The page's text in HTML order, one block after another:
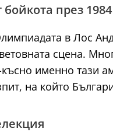
през 1984
в Лос
сцена.
именно тази
на който